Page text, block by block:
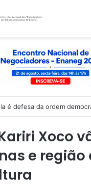
é defesa da ordem
Xoco
e